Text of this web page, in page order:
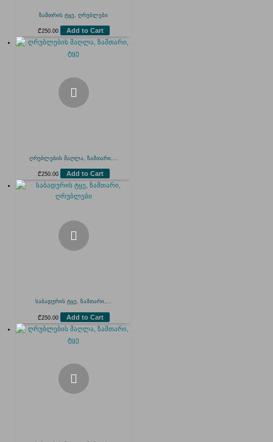
ზამთრის ტყე, ღრუბლები
₾250.00 Add to Cart
ღრუბლების მაღლა, ზამთარი,...
₾250.00 Add to Cart
საბადურის ტყე, ზამთარი,...
₾250.00 Add to Cart